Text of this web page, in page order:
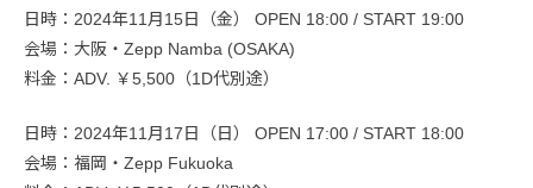
日時：2024年11月15日（金） OPEN 18:00 / START 19:00
会場：大阪・Zepp Namba (OSAKA)
料金：ADV. ￥5,500（1D代別途）
日時：2024年11月17日（日） OPEN 17:00 / START 18:00
会場：福岡・Zepp Fukuoka